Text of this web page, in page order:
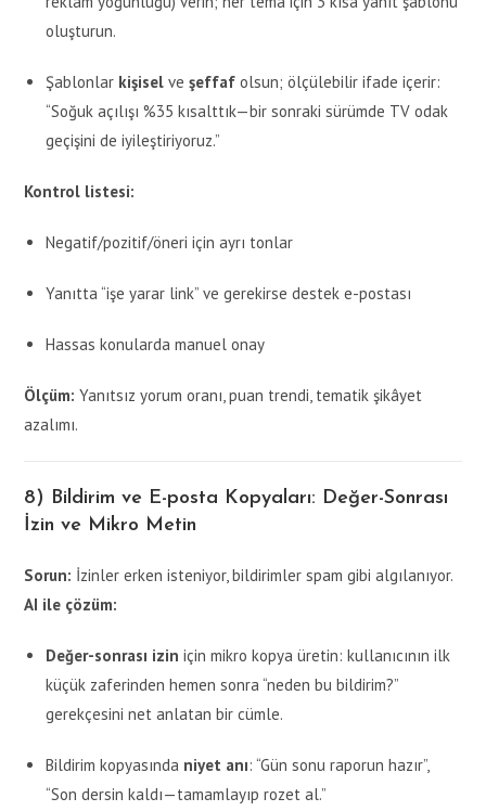
oluşturun.
Şablonlar kişisel veşeffaf olsun; ölçülebilir ifade içerir:
“Soğuk açılışı %35 kısalttık—bir sonraki sürümde TV odak
geçişini de iyileştiriyoruz.”
Kontrol listesi:
Negatif/pozitif/öneri için ayrı tonlar
Yanıtta “işe yarar link” ve gerekirse destek e-postası
Hassas konularda manuel onay
Ölçüm: Yanıtsız yorum oranı, puan trendi, tematik şikâyet
azalımı.
8) Bildirim ve E-posta Kopyaları: Değer-Sonrası
İzin ve Mikro Metin
Sorun: İzinler erken isteniyor, bildirimler spam gibi algılanıyor.
AI ile çözüm:
Değer-sonrası izin için mikro kopya üretin: kullanıcının ilk
küçük zaferinden hemen sonra “neden bu bildirim?”
gerekçesini net anlatan bir cümle.
Bildirim kopyasında niyet anı: “Gün sonu raporun hazır”,
“Son dersin kaldı—tamamlayıp rozet al.”